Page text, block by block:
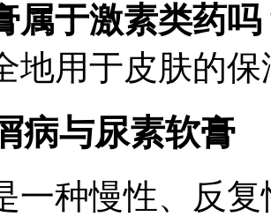
属于激素类药吗
地用于皮肤的
病与尿素软膏
一种慢性、反